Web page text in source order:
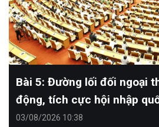
Bài 5: Đường lối đối ngoại
động, tích cực hội nhập
03/08/2026 10:38